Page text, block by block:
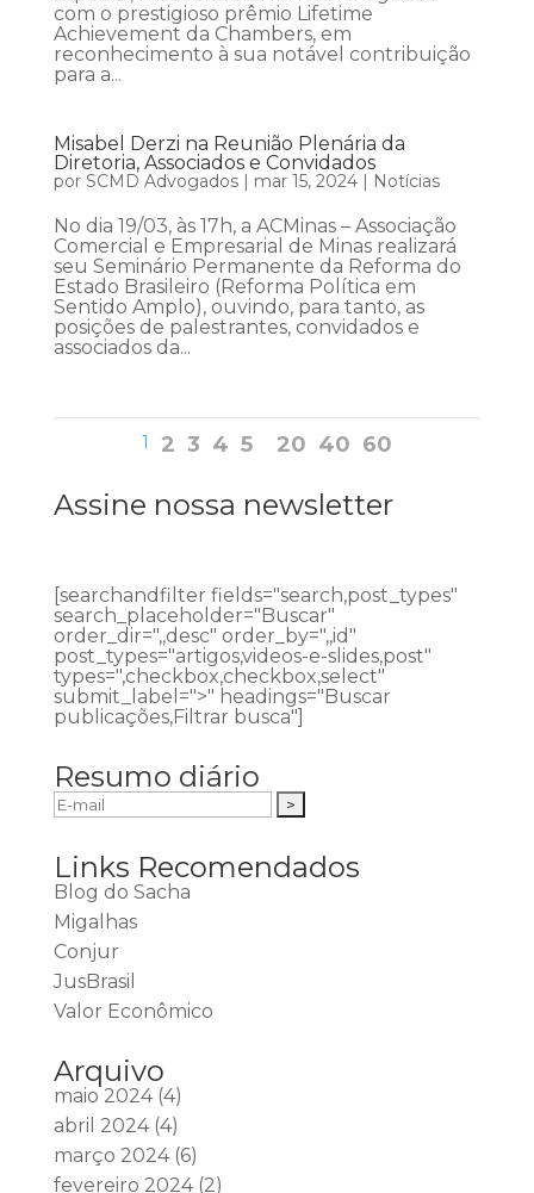
com o prestigioso prêmio Lifetime
Achievement da Chambers, em
reconhecimento à sua notável contribuição
para a...
Misabel Derzi na Reunião Plenária da
Diretoria, Associados e Convidados
por SCMD Advogados| mar 15, 2024| Notícias
No dia 19/03, às 17h, a ACMinas – Associação
Comercial e Empresarial de Minas realizará
seu Seminário Permanente da Reforma do
Estado Brasileiro (Reforma Política em
Sentido Amplo), ouvindo, para tanto, as
posições de palestrantes, convidados e
associados da...
1 2 3 4 5 20 40 60
Assine nossa newsletter
[searchandfilter fields="search,post_types"
search_placeholder="Buscar"
order_dir=",,desc" order_by=",,id"
post_types="artigos,videos-e-slides,post"
types=",checkbox,checkbox,select"
submit_label=">" headings="Buscar
publicações,Filtrar busca"]
Resumo diário
Links Recomendados
Blog do Sacha
Migalhas
Conjur
JusBrasil
Valor Econômico
Arquivo
maio 2024(4)
abril 2024(4)
março 2024(6)
fevereiro 2024(2)